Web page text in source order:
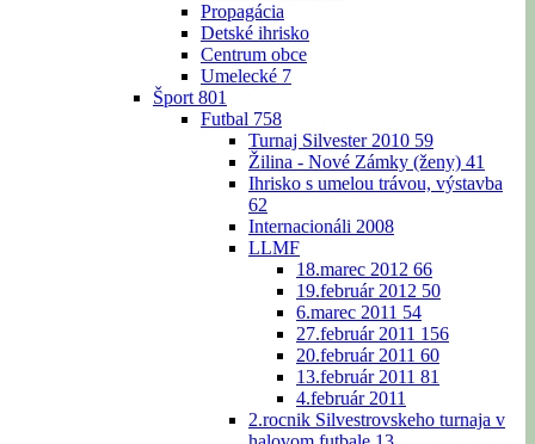
Propagácia
Detské ihrisko
Centrum obce
Umelecké 7
Šport 801
Futbal 758
Turnaj Silvester 2010 59
Žilina - Nové Zámky (ženy) 41
Ihrisko s umelou trávou, výstavba
62
Internacionáli 2008
LLMF
18.marec 2012 66
19.február 2012 50
6.marec 2011 54
27.február 2011 156
20.február 2011 60
13.február 2011 81
4.február 2011
2.rocnik Silvestrovskeho turnaja v